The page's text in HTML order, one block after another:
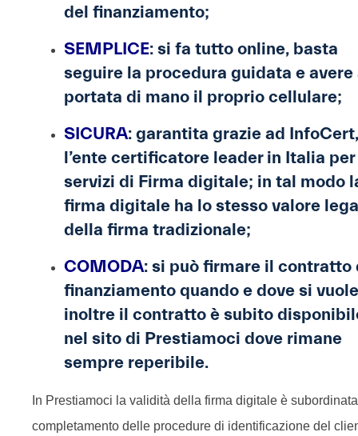
del finanziamento;
SEMPLICE: si fa tutto online, basta
seguire la procedura guidata e avere
portata di mano il proprio cellulare;
SICURA: garantita grazie ad InfoCert,
l’ente certificatore leader in Italia
servizi di Firma digitale; in tal modo
firma digitale ha lo stesso valore
della firma tradizionale;
COMODA: si può firmare il contratto
finanziamento quando e dove si
inoltre il contratto è subito
nel sito di Prestiamoci dove rimane
sempre reperibile.
In Prestiamoci la validità della firma digitale è
completamento delle procedure di identificazione del